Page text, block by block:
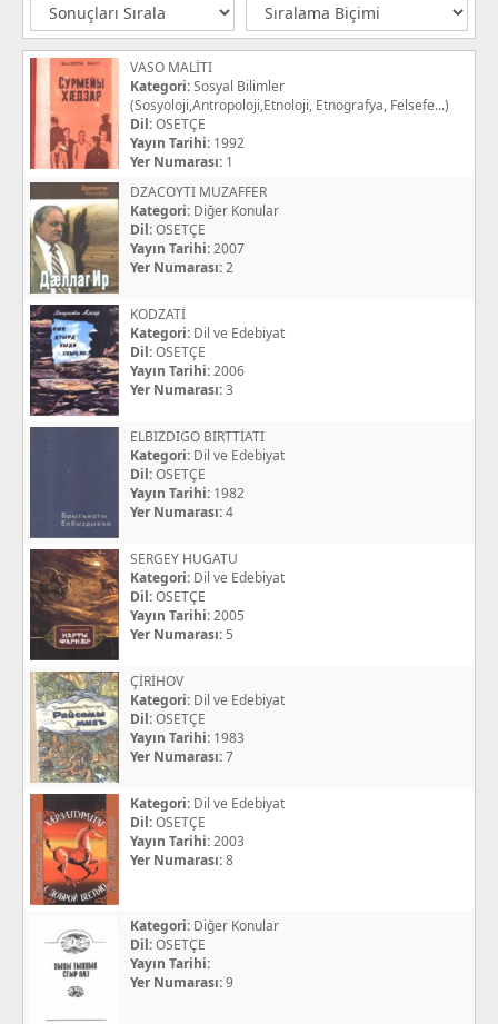
VASO MALİTI
Kategori:Sosyal Bilimler
(Sosyoloji,Antropoloji,Etnoloji, Etnografya, Felsefe...)
Dil:OSETÇE
Yayın Tarihi: 1992
Yer Numarası: 1
DZACOYTI MUZAFFER
Kategori: Diğer Konular
Dil:OSETÇE
Yayın Tarihi:2007
Yer Numarası:2
KODZATİ
Kategori: Dil ve Edebiyat
Dil:OSETÇE
Yayın Tarihi:2006
Yer Numarası:3
ELBIZDIGO BIRTTİATI
Kategori: Dil ve Edebiyat
Dil:OSETÇE
Yayın Tarihi: 1982
Yer Numarası:4
SERGEY HUGATU
Kategori: Dil ve Edebiyat
Dil:OSETÇE
Yayın Tarihi:2005
Yer Numarası: 5
ÇİRİHOV
Kategori: Dil ve Edebiyat
Dil:OSETÇE
Yayın Tarihi: 1983
Yer Numarası:7
Kategori: Dil ve Edebiyat
Dil:OSETÇE
Yayın Tarihi:2003
Yer Numarası:8
Kategori: Diğer Konular
Dil:OSETÇE
Yayın Tarihi:
Yer Numarası:9